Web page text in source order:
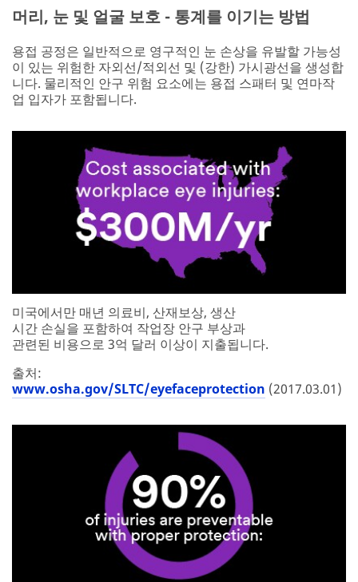
머리, 눈 및 얼굴 보호 - 통계를 이기는 방법
용접 공정은 일반적으로 영구적인 눈 손상을 유발할 가능성
이 있는 위험한 자외선/적외선 및 (강한) 가시광선을 생성합
니다. 물리적인 안구 위험 요소에는 용접 스패터 및 연마작
업 입자가 포함됩니다.
미국에서만 매년 의료비, 산재보상, 생산
시간 손실을 포함하여 작업장 안구 부상과
관련된 비용으로 3억 달러 이상이 지출됩니다.
출처:
www.osha.gov/SLTC/eyefaceprotection (2017.03.01)